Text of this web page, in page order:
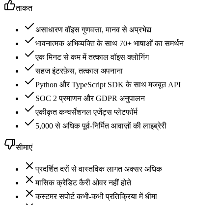
ताकत
असाधारण वॉइस गुणवत्ता, मानव से अप्रभेद्य
भावनात्मक अभिव्यक्ति के साथ 70+ भाषाओं का समर्थन
एक मिनट से कम में तत्काल वॉइस क्लोनिंग
सहज इंटरफ़ेस, तत्काल अपनाना
Python और TypeScript SDK के साथ मजबूत API
SOC 2 प्रमाणन और GDPR अनुपालन
एकीकृत कन्वर्सेशनल एजेंट्स प्लेटफॉर्म
5,000 से अधिक पूर्व-निर्मित आवाज़ों की लाइब्रेरी
सीमाएं
प्रदर्शित दरों से वास्तविक लागत अक्सर अधिक
मासिक क्रेडिट कैरी ओवर नहीं होते
कस्टमर सपोर्ट कभी-कभी प्रतिक्रिया में धीमा